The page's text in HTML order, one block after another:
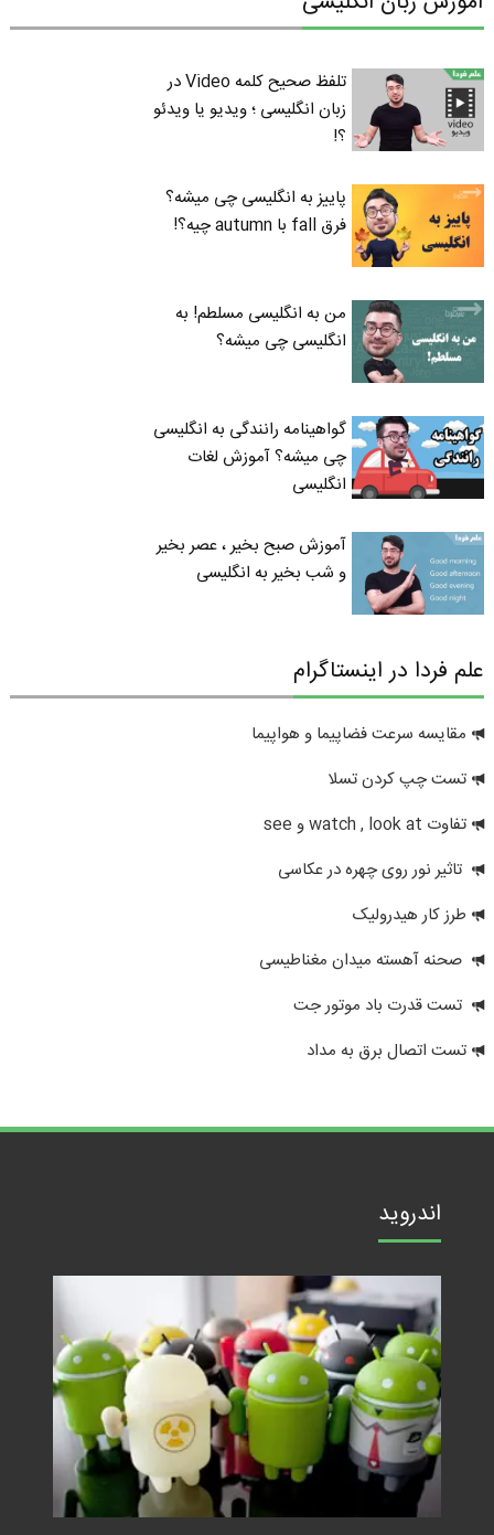
تلفظ صحیح کلمه Video در
زبان انگلیسی ؛ ویدیو یا ویدئو
؟!
پاییز به انگلیسی چی میشه؟
فرق fall با autumn چیه؟!
من به انگلیسی مسلطم! به
انگلیسی چی میشه؟
گواهینامه رانندگی به انگلیسی
چی میشه؟ آموزش لغات
انگلیسی
آموزش صبح بخیر ، عصر بخیر
و شب بخیر به انگلیسی
علم فردا در اینستاگرام
مقایسه سرعت فضاپیما و هواپیما
تست چپ کردن تسلا
تفاوت watch , look at و see
تاثیر نور روی چهره در عکاسی
طرز کار هیدرولیک
صحنه آهسته میدان مغناطیسی
تست قدرت باد موتور جت
تست اتصال برق به مداد
اندروید